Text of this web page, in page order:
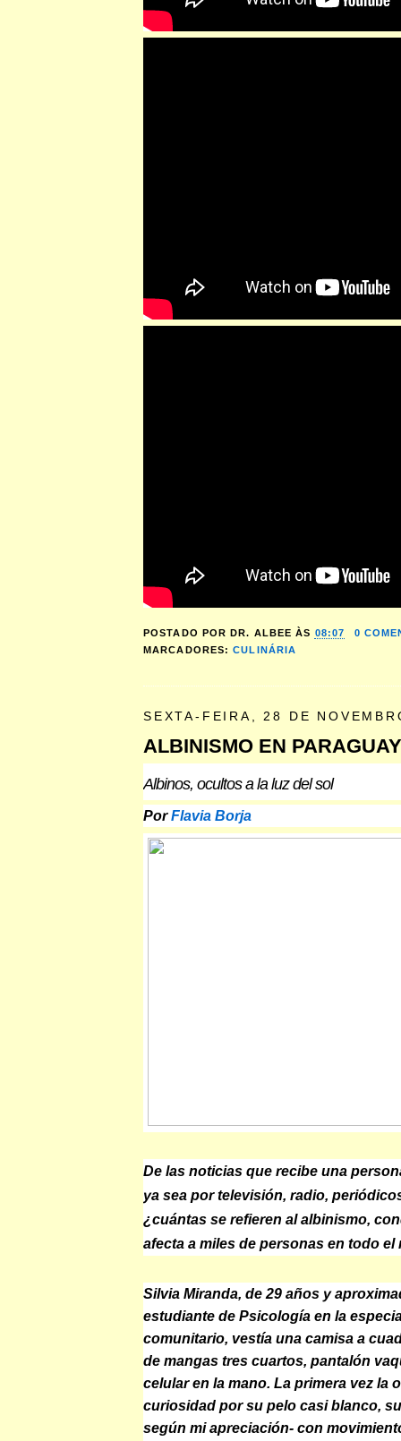
POSTADO POR DR. ALBEE ÀS 08:07
0
MARCADORES:CULINÁRIA
SEXTA-FEIRA, 28 DE
ALBINISMO EN PARAGUAY
Albinos, ocultos a la luz del sol
PorFlavia Borja
De las noticias que recibe una
ya sea por televisión, radio,
¿cuántas se refieren al albinismo,
afecta a miles de personas en todo el
Silvia Miranda, de 29 años y
estudiante de Psicología en la
comunitario, vestía una camisa a
de mangas tres cuartos, pantalón
celular en la mano. La primera vez la
curiosidad por su pelo casi blanco,
según mi apreciación- con